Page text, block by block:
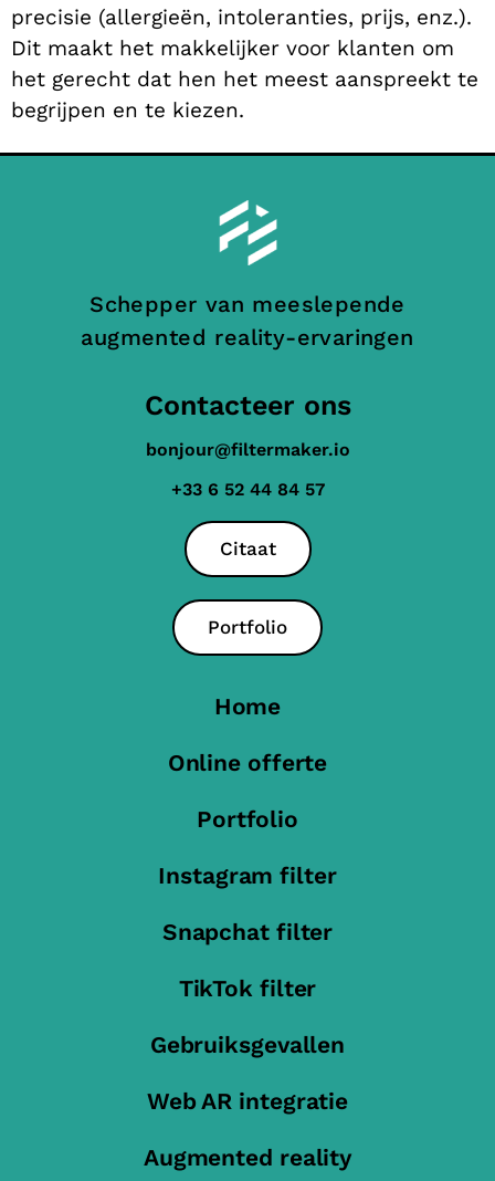
precisie (allergieën, intoleranties, prijs, enz.).
Dit maakt het makkelijker voor klanten om
het gerecht dat hen het meest aanspreekt te
begrijpen en te kiezen.
Schepper van meeslepende
augmented reality-ervaringen
Contacteer ons
bonjour@filtermaker.io
+33 6 52 44 84 57
Citaat
Portfolio
Home
Online offerte
Portfolio
Instagram filter
Snapchat filter
TikTok filter
Gebruiksgevallen
Web AR integratie
Augmented reality